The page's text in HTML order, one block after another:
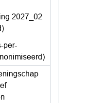
2027_02
per-